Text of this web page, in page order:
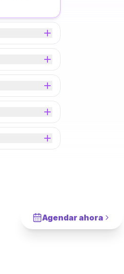
Agendar ahora